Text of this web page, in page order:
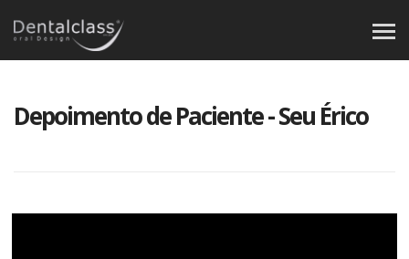
Depoimento de Paciente - Seu Érico